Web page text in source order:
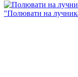
"Полювати на